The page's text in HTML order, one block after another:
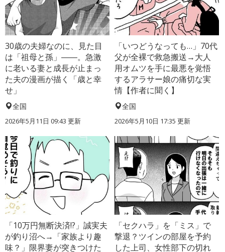
30歳の夫婦なのに、見た目
は「祖母と孫」――。急激
に老いる妻と成長が止まっ
た夫の漫画が描く「歳と幸
せ」
全国
2026年5月11日 09:43 更新
「いつどうなっても…」70代
父が全裸で救急搬送→大人
用オムツを手に最悪を覚悟
するアラサー娘の痛切な実
情【作者に聞く】
全国
2026年5月10日 17:35 更新
「10万円無断決済!?」誠実夫
が釣り沼へ→「家族より趣
味？」限界妻が突きつけた
「セクハラ」を「ミス」で
撃退？ツインの部屋を予約
した上司、女性部下の切れ